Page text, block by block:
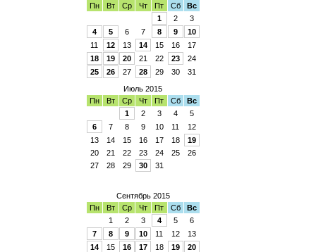
Пн
Вт Ср Чт Пт Сб
Вс
1
2
3
4
5 6 7 8 9
10
11
12 13 14 15 16
17
18
19 20 21 22 23
24
25
26 27 28 29 30
31
Июль 2015
Пн
Вт Ср Чт Пт Сб
Вс
1
2 3 4
5
6
7 8 9 10 11
12
13
14 15 16 17 18
19
20
21 22 23 24 25
26
27
28 29 30 31
Сентябрь 2015
Пн
Вт Ср Чт Пт Сб
Вс
1
2 3 4 5
6
7
8 9 10 11 12
13
14
15 16 17 18 19
20